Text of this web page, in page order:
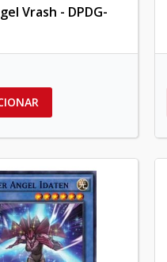
Vrash - DPDG-